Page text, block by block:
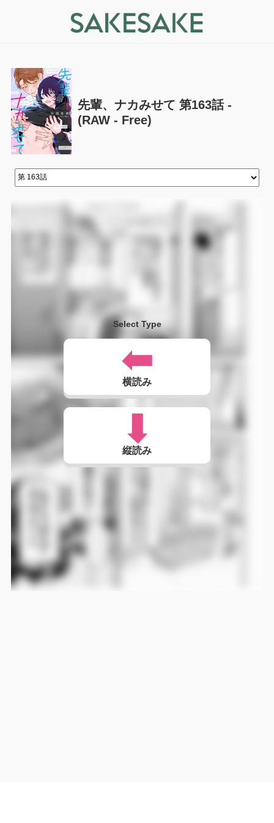
先輩、ナカみせて 第163話 -
(RAW - Free)
Select Type
横読み
縦読み